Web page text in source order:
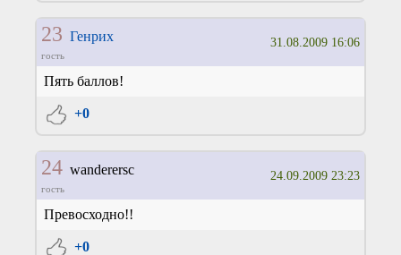
23 Генрих
гость
31.08.2009 16:06
Пять баллов!
+0
24wanderersc
гость
24.09.2009 23:23
Превосходно!!
+0